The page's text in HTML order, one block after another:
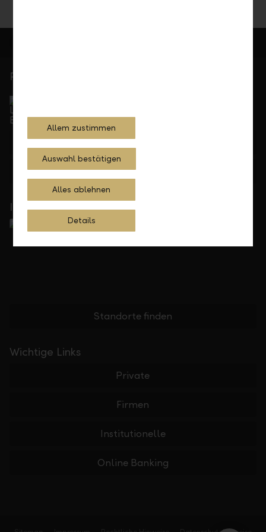
Persönlich für Sie da
bis 17.30 Uhr
+41 55 285 71 11
Feedback
In Ihrer Nähe
Standorte finden
Wichtige Links
Private
Firmen
Institutionelle
Online Banking
Allem zustimmen
Auswahl bestätigen
Alles ablehnen
Details